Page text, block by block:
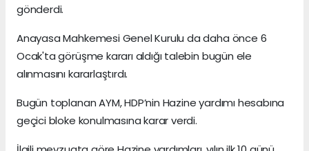
gönderdi.
Anayasa Mahkemesi Genel Kurulu da daha önce 6
Ocak'ta görüşme kararı aldığı talebin bugün ele
alınmasını kararlaştırdı.
Bugün toplanan AYM, HDP’nin Hazine yardımı hesabına
geçici bloke konulmasına karar verdi.